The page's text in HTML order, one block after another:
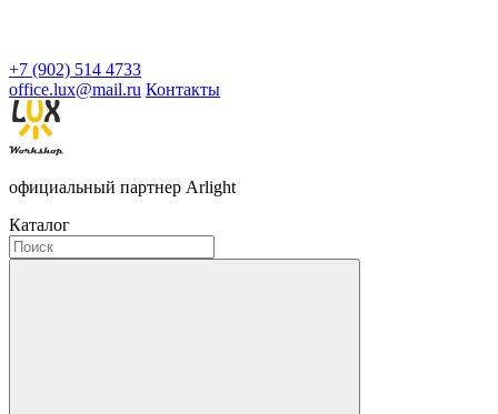
+7 (902) 514 4733
office.lux@mail.ru Контакты
официальный партнер Arlight
Каталог